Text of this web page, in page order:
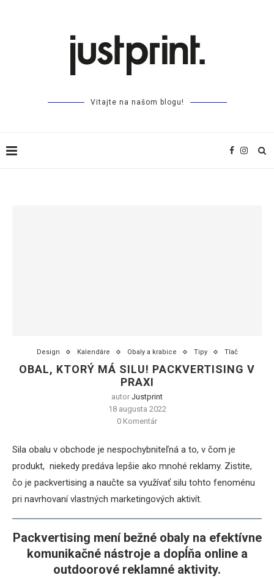
Vitajte na našom blogu!
Design Kalendáre Obaly a krabice Tipy Tlač
OBAL, KTORÝ MÁ SILU! PACKVERTISING V
PRAXI
autor Justprint
18 augusta 2022
0 Komentár
Sila obalu v obchode je nespochybniteľná a to, v čom je
produkt, niekedy predáva lepšie ako mnohé reklamy. Zistite,
čo je packvertising a naučte sa využívať silu tohto fenoménu
pri navrhovaní vlastných marketingových aktivít.
Packvertising mení bežné obaly na efektívne
komunikačné nástroje a dopĺňa online a
outdoorové reklamné aktivity.